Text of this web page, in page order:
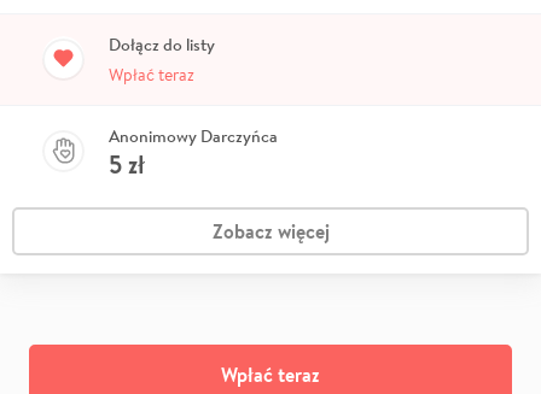
Dołącz do listy
Wpłać teraz
Anonimowy Darczyńca
5zł
Zobacz więcej
Wpłać teraz